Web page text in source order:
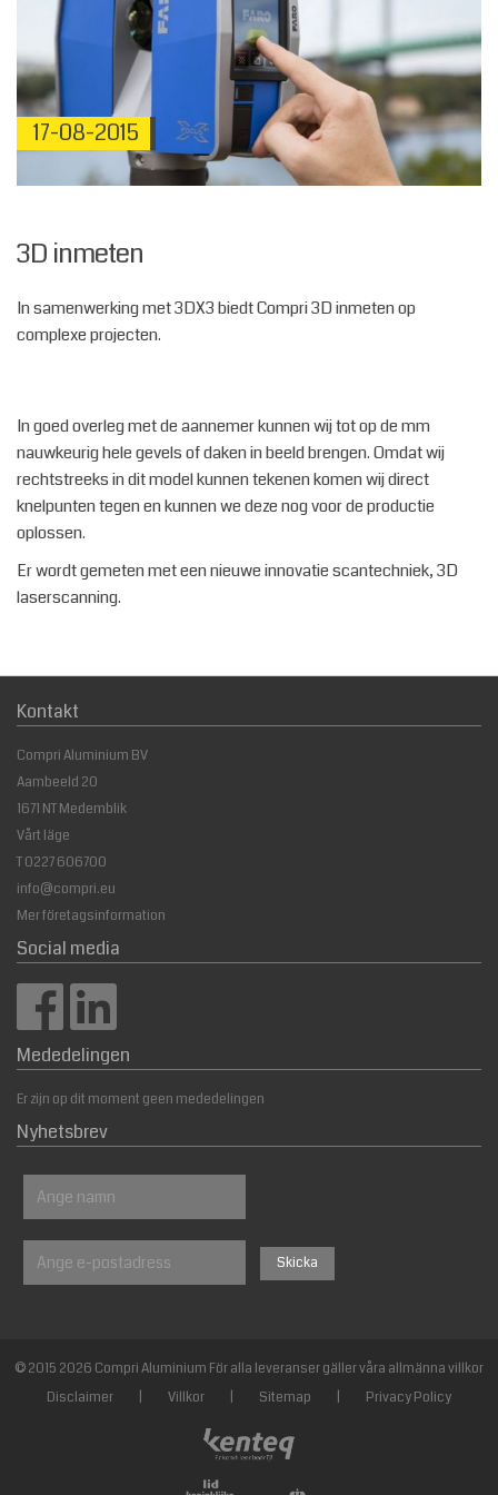
3D inmeten
17-08-2015
In samenwerking met 3DX3 biedt Compri 3D inmeten op
complexe projecten.
In goed overleg met de aannemer kunnen wij tot op de mm
nauwkeurig hele gevels of daken in beeld brengen. Omdat wij
rechtstreeks in dit model kunnen tekenen komen wij direct
knelpunten tegen en kunnen we deze nog voor de productie
oplossen.
Er wordt gemeten met een nieuwe innovatie scantechniek, 3D
laserscanning.
Kontakt
Compri Aluminium BV
Aambeeld 20
1671 NT Medemblik
Vårt läge
T0227 606700
info@compri.eu
Mer företagsinformation
Social media
Mededelingen
Er zijn op dit moment geen mededelingen
Nyhetsbrev
© 2015 2026 Compri Aluminium För alla leveranser gäller våra allmänna villkor
Disclaimer
Villkor Sitemap Privacy Policy